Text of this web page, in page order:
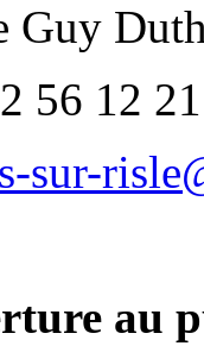
Guy
56 12 21
sur-
au